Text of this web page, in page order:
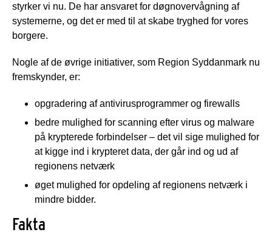
styrker vi nu. De har ansvaret for døgnovervågning af
systemerne, og det er med til at skabe tryghed for vores
borgere.
Nogle af de øvrige initiativer, som Region Syddanmark nu
fremskynder, er:
opgradering af antivirusprogrammer og firewalls
bedre mulighed for scanning efter virus og malware
på krypterede forbindelser – det vil sige mulighed for
at kigge ind i krypteret data, der går ind og ud af
regionens netværk
øget mulighed for opdeling af regionens netværk i
mindre bidder.
Fakta